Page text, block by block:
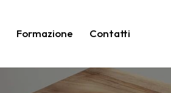
Formazione Contatti